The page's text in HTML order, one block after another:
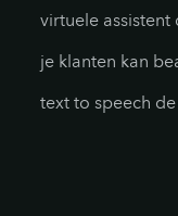
virtuele assistent
je klanten kan
text to speech